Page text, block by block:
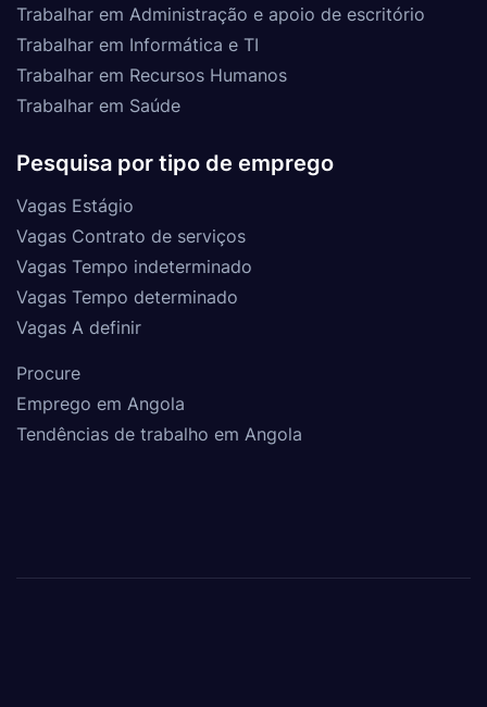
Trabalhar em Administração e apoio de escritório
Trabalhar em Informática e TI
Trabalhar em Recursos Humanos
Trabalhar em Saúde
Pesquisa por tipo de emprego
Vagas Estágio
Vagas Contrato de serviços
Vagas Tempo indeterminado
Vagas Tempo determinado
Vagas A definir
Procure
Emprego em Angola
Tendências de trabalho em Angola